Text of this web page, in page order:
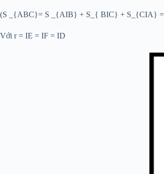
(S _{ABC}= S _{AIB} + S_{ BIC} + S_{CIA}
Với r = IE = IF = ID